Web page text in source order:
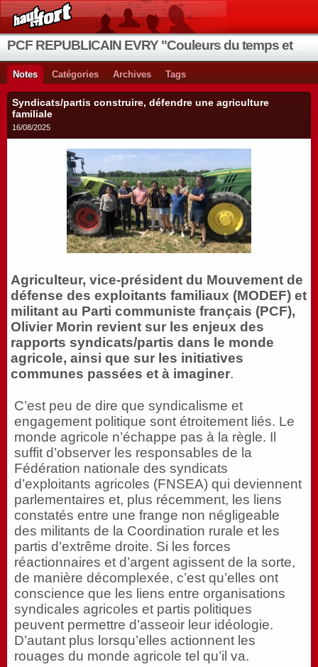
Notes Catégories Archives Tags
Syndicats/partis construire, défendre une agriculture
familiale
16/08/2025
Agriculteur, vice-président du Mouvement de
défense des exploitants familiaux (MODEF) et
militant au Parti communiste français (PCF),
Olivier Morin revient sur les enjeux des
rapports syndicats/partis dans le monde
agricole, ainsi que sur les initiatives
communes passées et à imaginer.
C’est peu de dire que syndicalisme et
engagement politique sont étroitement liés. Le
monde agricole n’échappe pas à la règle. Il
suffit d’observer les responsables de la
Fédération nationale des syndicats
d’exploitants agricoles (FNSEA) qui deviennent
parlementaires et, plus récemment, les liens
constatés entre une frange non négligeable
des militants de la Coordination rurale et les
partis d’extrême droite. Si les forces
réactionnaires et d’argent agissent de la sorte,
de manière décomplexée, c’est qu’elles ont
conscience que les liens entre organisations
syndicales agricoles et partis politiques
peuvent permettre d’asseoir leur idéologie.
D’autant plus lorsqu’elles actionnent les
rouages du monde agricole tel qu’il va.